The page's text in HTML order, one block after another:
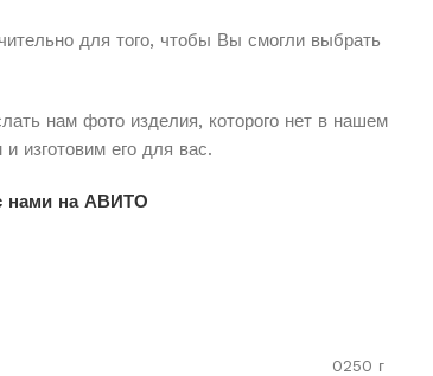
для того, чтобы Вы смогли выбрать
нам фото изделия, которого нет в нашем
изготовим его для вас.
нами на АВИТО
0250 г